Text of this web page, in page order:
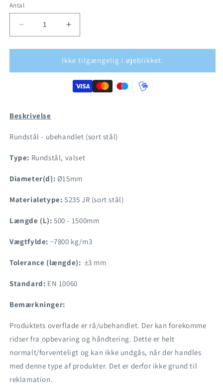
Antal
Reducer
antallet
for
stål
Øg
antallet
for
Sort
stål
Rundstål
Ikke tilgængelig i øjeblikket.
Beskrivelse
Rundstål - ubehandlet (sort stål)
Type: Rundstål, valset
Diameter(d): Ø15mm
Materialetype: S235 JR (sort stål)
Længde (L): 500 - 1500mm
Vægtfylde: ~7800 kg/m3
Tolerance (længde): ±3 mm
Standard: EN 10060
Bemærkninger:
Produktets overflade er rå/ubehandlet. Der kan forekomme
ridser fra opbevaring og håndtering. Dette er helt
normalt/forventeligt og kan ikke undgås, når der handles
med denne type af produkter. Det er derfor ikke grund til
reklamation.